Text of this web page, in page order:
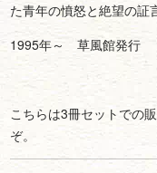
た青年の憤怒と絶望の証
1995年～ 草風館発行
こちらは3冊セットでの
ぞ。